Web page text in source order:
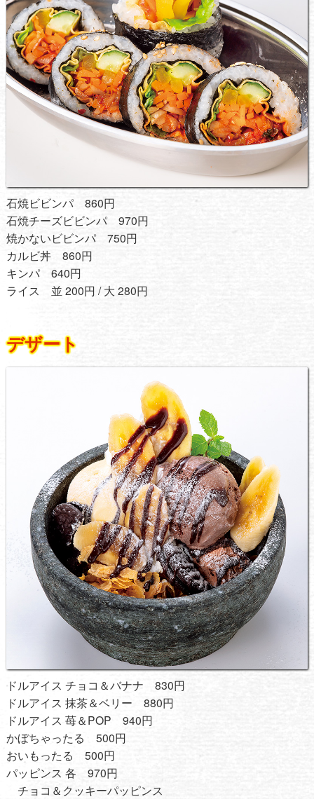
石焼ビビンパ 860円
石焼チーズビビンパ 970円
焼かないビビンパ 750円
カルビ丼 860円
キンパ 640円
ライス 並 200円 / 大 280円
デザート
ドルアイス チョコ＆バナナ 830円
ドルアイス 抹茶＆ベリー 880円
ドルアイス 苺＆POP 940円
かぼちゃったる 500円
おいもったる 500円
パッピンス 各 970円
チョコ＆クッキーパッピンス